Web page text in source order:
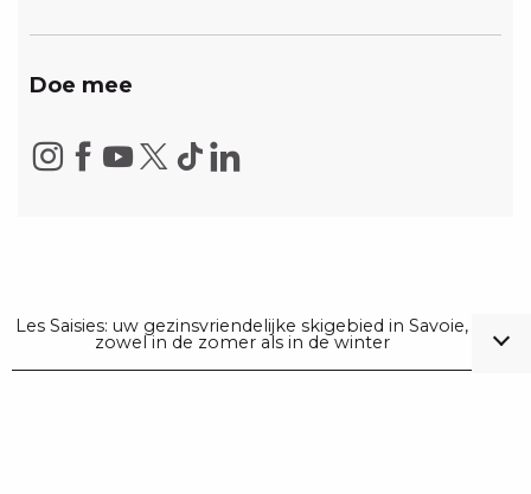
Doe mee
Les Saisies: uw gezinsvriendelijke skigebied in Savoie,
zowel in de zomer als in de winter